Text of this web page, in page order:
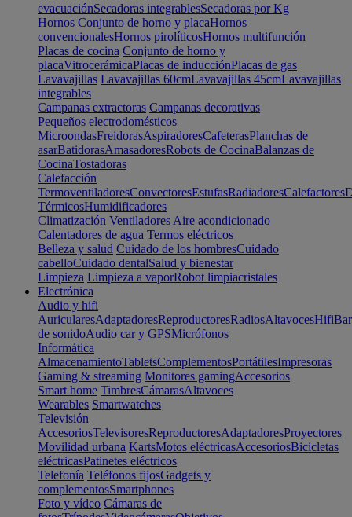
evacuaciónSecadoras integrablesSecadoras por Kg
Hornos Conjunto de horno y placaHornos
convencionalesHornos pirolíticosHornos multifunción
Placas de cocina Conjunto de horno y
placaVitrocerámicaPlacas de inducciónPlacas de gas
Lavavajillas Lavavajillas 60cmLavavajillas 45cmLavavajillas
integrables
Campanas extractoras Campanas decorativas
Pequeños electrodomésticos
MicroondasFreidorasAspiradoresCafeterasPlanchas de
asarBatidorasAmasadoresRobots de CocinaBalanzas de
CocinaTostadoras
Calefacción
TermoventiladoresConvectoresEstufasRadiadoresCalefactores
TérmicosHumidificadores
Climatización Ventiladores Aire acondicionado
Calentadores de agua Termos eléctricos
Belleza y salud Cuidado de los hombresCuidado
cabelloCuidado dentalSalud y bienestar
Limpieza Limpieza a vaporRobot limpiacristales
Electrónica
Audio y hifi
AuricularesAdaptadoresReproductoresRadiosAltavocesHifi
de sonidoAudio car y GPSMicrófonos
Informática
AlmacenamientoTabletsComplementosPortátilesImpresoras
Gaming & streaming Monitores gamingAccesorios
Smart home TimbresCámarasAltavoces
Wearables Smartwatches
Televisión
AccesoriosTelevisoresReproductoresAdaptadoresProyectores
Movilidad urbana KartsMotos eléctricasAccesoriosBicicletas
eléctricasPatinetes eléctricos
Telefonía Teléfonos fijosGadgets y
complementosSmartphones
Foto y vídeo Cámaras de